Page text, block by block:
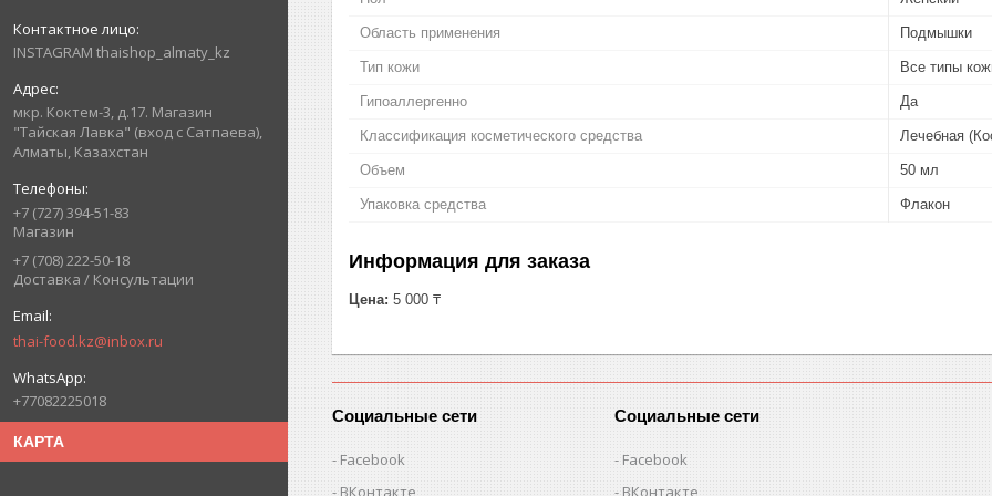
INSTAGRAM thaishop_almaty_kz
мкр. Коктем-3, д.17. Магазин
"Тайская Лавка" (вход с Сатпаева),
Алматы, Казахстан
+7 (727) 394-51-83
Магазин
+7 (708) 222-50-18
Доставка / Консультации
thai-food.kz@inbox.ru
+77082225018
КАРТА
Область применения Подмышки
Тип кожи Все типы
Гипоаллергенно Да
Классификация косметического средства Лечебная
Объем 50 мл
Упаковка средства Флакон
Информация для заказа
Цена: 5 000 ₸
Социальные сети
Facebook
ВКонтакте
Социальные сети
Facebook
ВКонтакте